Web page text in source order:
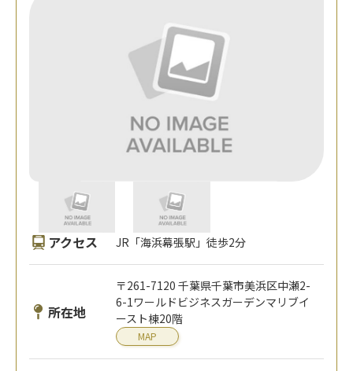
アクセス JR「海浜幕張駅」徒歩2分
所在地
〒261-7120 千葉県千葉市美浜区中瀬2-
6-1ワールドビジネスガーデンマリブイ
ースト棟20階
MAP